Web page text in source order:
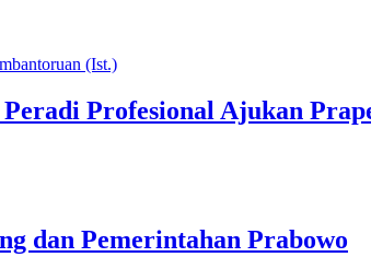
Profesional Ajukan
dan Pemerintahan Prabowo